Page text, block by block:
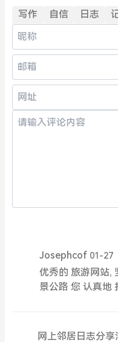
写作 自信 日志
Josephcof 01-27
优秀的 旅游网站,
景公路 您 认真地
网上邻居日志分